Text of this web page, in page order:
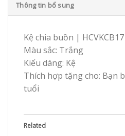
Thông tin bổ sung
Kệ chia buồn | HCVKCB17
Màu sắc: Trắng
Kiểu dáng: Kệ
Thích hợp tặng cho: Bạn
tuổi
Related